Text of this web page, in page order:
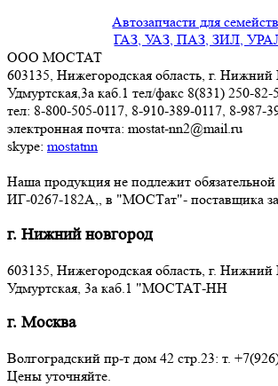
Автозапчасти для
ГАЗ, УАЗ, ПАЗ, ЗИЛ,
ООО МОСТАТ
603135, Нижегородская область, г. Нижний
Удмуртская,3a каб.1 тел/факс 8(831) 250-82-
тел: 8-800-505-0117, 8-910-389-0117, 8-987-
электронная почта: mostat-nn2@mail.ru
skype: mostatnn
Наша продукция не подлежит
ИГ-0267-182А,, в "МОСТат"- поставщика
г. Нижний новгород
603135, Нижегородская область, г. Нижний
Удмуртская, 3a каб.1 "МОСТАТ-НН
г. Москва
Волгоградский пр-т дом 42 стр.23: т.
Цены уточняйте.